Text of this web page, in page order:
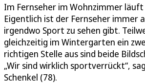
Im Fernseher im Wohnzimmer
Eigentlich ist der Fernseher immer
irgendwo Sport zu sehen gibt.
gleichzeitig im Wintergarten ein
richtigen Stelle aus sind beide
„Wir sind wirklich sportverrückt“,
Schenkel (78).